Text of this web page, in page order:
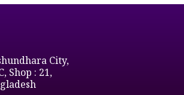
City,
Shop : 21,